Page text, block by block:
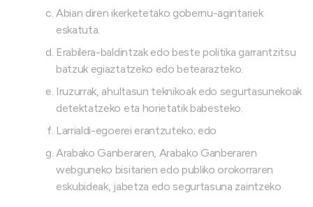
Abian diren ikerketetako gobernu-agintariek
eskatuta.
Erabilera-baldintzak edo beste politika garrantzitsu
batzuk egiaztatzeko edo betearazteko.
Iruzurrak, ahultasun teknikoak edo segurtasunekoak
detektatzeko eta horietatik babesteko.
Larrialdi-egoerei erantzuteko; edo
Arabako Ganberaren, Arabako Ganberaren
webguneko bisitarien edo publiko orokorraren
eskubideak, jabetza edo segurtasuna zaintzeko